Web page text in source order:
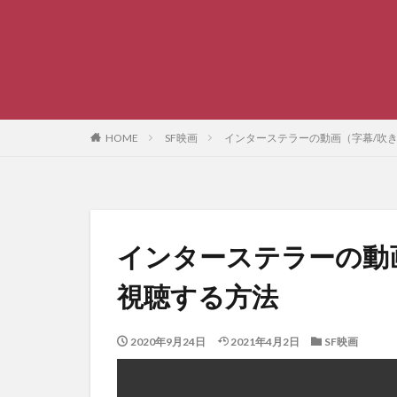
HOME SF映画 インターステラーの動画（字幕/吹
インターステラーの
視聴する方法
2020年9月24日 2021年4月2日 SF映画